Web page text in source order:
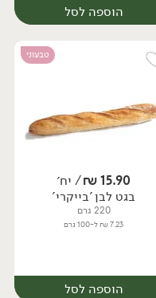
הוספה לסל
יח׳
טבעוני
15.90
₪/ יח׳
בגט לבן 'בייקרי'
220 גרם
7.23 ₪ ל-100 גרם
הוספה לסל